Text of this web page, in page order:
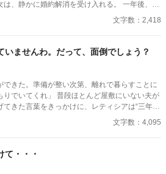
静かに婚約解消を受け入れる。 一年後、幸
彼女にとって、ヘンリーのその後は――もうど
た。
文字数：2,418
いませんわ。だって、面倒でしょう？
できた。準備が整い次第、離れで暮らすことに
段ほとんど屋敷にいない夫が
てきた言葉をきっかけに、レティシアは“三年
た。 赤の他人を屋敷に迎えるこ
のに感情を砕く理由などない。 「だって、
しょう。
文字数：4,095
て・・・